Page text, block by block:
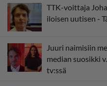
TTK-voittaja
iloisen uutisen -
Juuri naimisiin
median suosikki
tv:ssä